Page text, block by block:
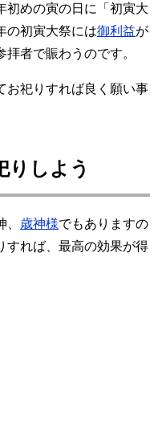
初めの寅の日に「初寅大
の初寅大祭には御利益が
者で賑わうのです。
お祀りすれば良く願い事
りしよう
歳神様でもありますの
すれば、最高の効果が得